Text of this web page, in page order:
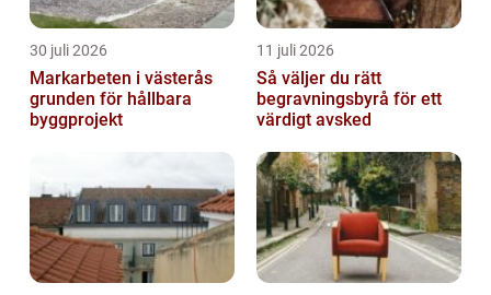
30 juli 2026
Markarbeten i västerås
grunden för hållbara
byggprojekt
11 juli 2026
Så väljer du rätt
begravningsbyrå för ett
värdigt avsked